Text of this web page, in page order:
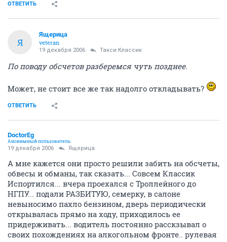
ОТВЕТИТЬ
Я
Ящерица
veteran
19 декабря 2006 Такси Классик
По поводу обсчетов разберемся чуть позднее.
Может, не стоит все же так надолго откладывать?
ОТВЕТИТЬ
DoctorEg
Анонимный пользователь
19 декабря 2006 Ящерица
А мне кажется они просто решили забить на обсчеты,
обвесы и обманы, так сказать... Совсем Классик
Испортился... вчера проехался с Троллейного до
НГПУ... подали РАЗБИТУЮ, семерку, в салоне
невыносимо пахло бензином, дверь периодически
открывалась прямо на ходу, приходилось ее
придерживать... водитель постоянно расскзывал о
своих похождениях на алкогольном фронте.. рулевая